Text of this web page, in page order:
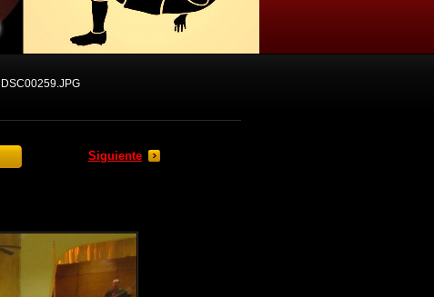
DSC00259.JPG
Siguiente